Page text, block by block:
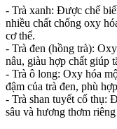
- Trà xanh: Được chế
nhiều chất chống oxy
cơ thể.
- Trà đen (hồng trà):
nâu, giàu hợp chất giúp
- Trà ô long: Oxy hóa
đậm của trà đen, phù
- Trà shan tuyết cổ thụ:
sâu và hương thơm